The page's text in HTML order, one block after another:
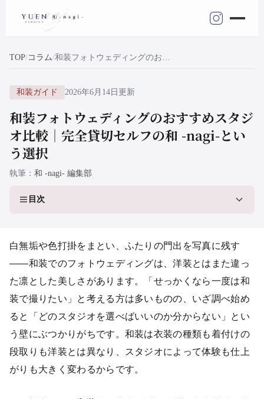
TOP コラム 和装フォトウェディングのおすすめスタジオ比較｜完全貸切セルフの和 -nagi-という選択
和装ガイド 2026年6月14日更新
和装フォトウェディングのおすすめスタジ
オ比較｜完全貸切セルフの和 -nagi-とい
う選択
執筆 和 -nagi- 編集部
目次
白無垢や色打掛をまとい、ふたりの門出を写真に残す
——和装でのフォトウェディングは、洋装とはまた違っ
た凛とした美しさがあります。「せっかくなら一度は和
装で撮りたい」と考える方は多いものの、いざ調べ始め
ると「どのスタジオを選べばいいのか分からない」とい
う壁にぶつかりがちです。和装は衣装の種類も着付けの
段取りも洋装とは異なり、スタジオによって体験も仕上
がりも大きく変わるからです。